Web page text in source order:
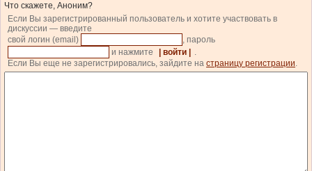
Что скажете, Аноним?
Если Вы зарегистрированный пользователь и хотите участвовать в
дискуссии — введите
свой логин (email)
, пароль
и нажмите
| войти |
.
Если Вы еще не зарегистрировались, зайдите на страницу регистрации.